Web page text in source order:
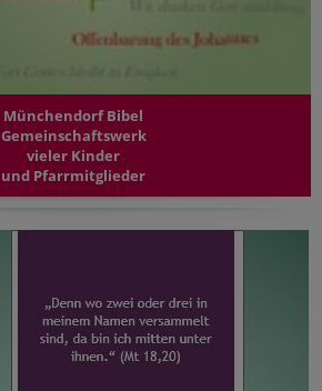
Münchendorf Bibel
Gemeinschaftswerk
vieler Kinder
und Pfarrmitglieder